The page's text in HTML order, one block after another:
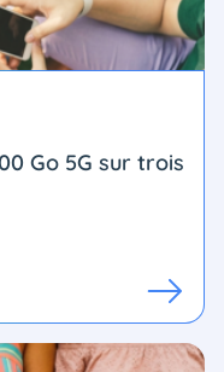
Go 5G sur trois